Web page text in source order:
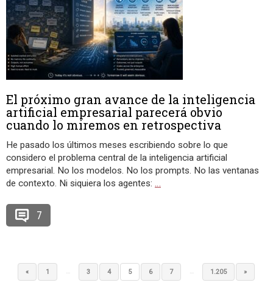
El próximo gran avance de la inteligencia
artificial empresarial parecerá obvio
cuando lo miremos en retrospectiva
He pasado los últimos meses escribiendo sobre lo que
considero el problema central de la inteligencia artificial
empresarial. No los modelos. No los prompts. No las ventanas
de contexto. Ni siquiera los agentes: …
7
« 1 … 3 4 5 6 7 … 1.205 »